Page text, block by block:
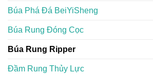
Búa Phá Đá BeiYiSheng
Búa Rung Đóng Cọc
Búa Rung Ripper
Đầm Rung Thủy Lực